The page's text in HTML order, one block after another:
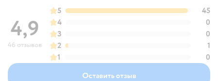
4,9
46 отзывов
5
45
4
0
3
0
2
1
1
0
Оставить отзыв